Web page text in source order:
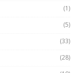
(1)
(5)
(33)
(28)